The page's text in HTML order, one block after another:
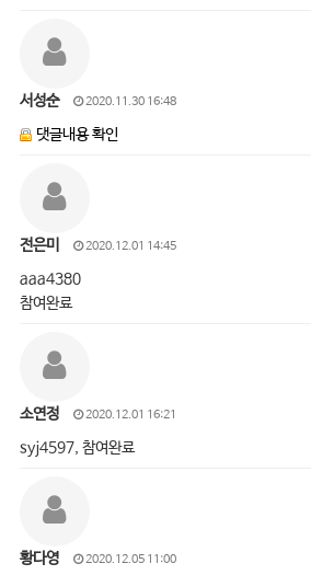
서성순 2020.11.30 16:48
댓글내용 확인
전은미 2020.12.01 14:45
aaa4380
참여완료
소연정 2020.12.01 16:21
syj4597, 참여완료
황다영 2020.12.05 11:00